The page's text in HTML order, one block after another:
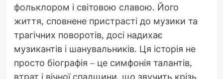
фольклором і світовою славою. Його
життя, сповнене пристрасті до музики та
трагічних поворотів, досі надихає
музикантів і шанувальників. Ця історія не
просто біографія – це симфонія талантів,